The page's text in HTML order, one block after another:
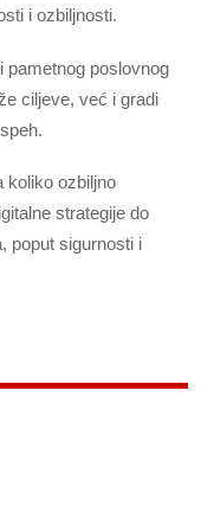
i ozbiljnosti.
pametnog poslovnog
ciljeve, već i gradi
koliko ozbiljno
strategije do
poput sigurnosti i